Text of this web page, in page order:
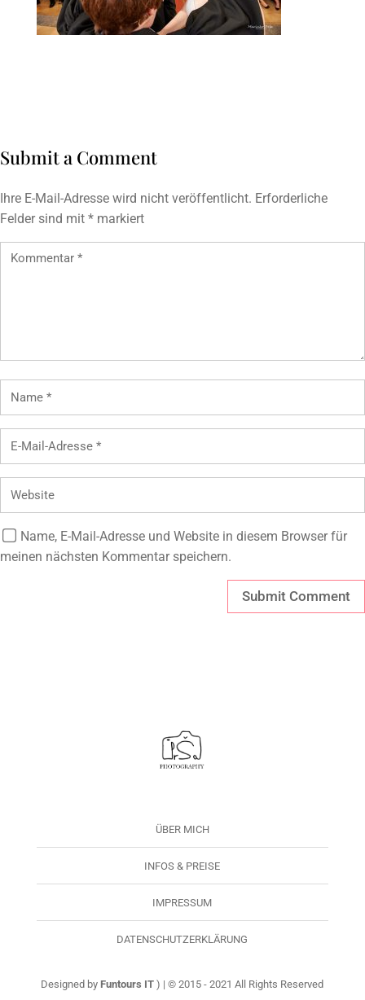
Submit a Comment
Ihre E-Mail-Adresse wird nicht veröffentlicht. Erforderliche
Felder sind mit * markiert
Name, E-Mail-Adresse und Website in diesem Browser für
meinen nächsten Kommentar speichern.
ÜBER MICH
INFOS & PREISE
IMPRESSUM
DATENSCHUTZERKLÄRUNG
Designed byFuntours IT ) | © 2015 - 2021 All Rights Reserved